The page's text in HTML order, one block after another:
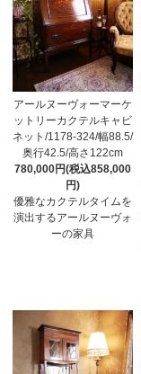
アールヌーヴォーマーケ
ットリーカクテルキャビ
ネット/1178-324/幅88.5/
奥行42.5/高さ122cm
780,000円(税込858,000
円)
優雅なカクテルタイムを
演出するアールヌーヴォ
ーの家具